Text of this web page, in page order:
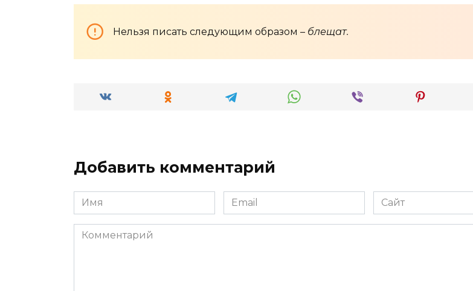
Нельзя писать следующим образом – блещат.
Добавить комментарий
Имя
*
Email
*
Сайт
Комментарий